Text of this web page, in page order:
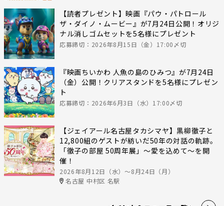
【読者プレゼント】映画『パウ・パトロール
ザ・ダイノ・ムービー』が7月24日公開！オリジ
ナル消しゴムセットを5名様にプレゼント
応募締切：2026年8月15日（金）17:00〆切
『映画ちいかわ 人魚の島のひみつ』が7月24日
（金）公開！クリアスタンドを5名様にプレゼン
ト
応募締切：2026年6月3日（水）17:00〆切
【ジェイアール名古屋タカシマヤ】黒柳徹子と
12,800組のゲストが紡いだ50年の対話の軌跡。
「徹子の部屋 50周年展」～愛を込めて～を開
催！
2026年8月12日（水）〜8月24日（月）
名古屋 中村区 名駅